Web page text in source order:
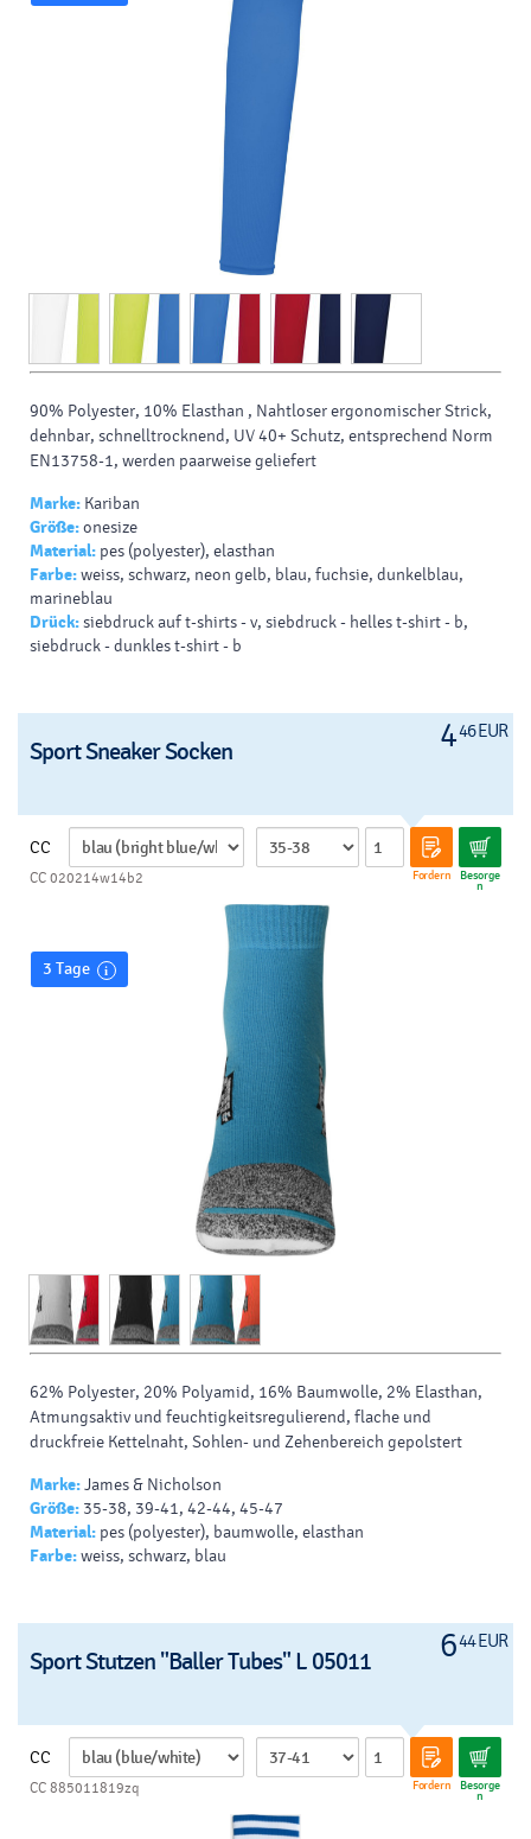
90% Polyester, 10% Elasthan , Nahtloser ergonomischer Strick,
dehnbar, schnelltrocknend, UV 40+ Schutz, entsprechend Norm
EN13758-1, werden paarweise geliefert
Marke: Kariban
Größe:onesize
Material: pes (polyester), elasthan
Farbe:weiss, schwarz, neon gelb, blau, fuchsie, dunkelblau,
marineblau
Drück:siebdruck auf t-shirts - v, siebdruck - helles t-shirt - b,
siebdruck - dunkles t-shirt - b
446 EUR
Sport Sneaker Socken
CC
Fordern Besorge
n
CC 020214w14b2
3 Tage
62% Polyester, 20% Polyamid, 16% Baumwolle, 2% Elasthan,
Atmungsaktiv und feuchtigkeitsregulierend, flache und
druckfreie Kettelnaht, Sohlen- und Zehenbereich gepolstert
Marke:James & Nicholson
Größe: 35-38, 39-41, 42-44, 45-47
Material: pes (polyester), baumwolle, elasthan
Farbe:weiss, schwarz, blau
644 EUR
Sport Stutzen "Baller Tubes" L 05011
CC
Fordern Besorge
n
CC 885011819zq